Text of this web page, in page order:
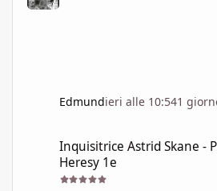
Edmundieri alle 10:541
Inquisitrice Astrid Skane -
Heresy 1e